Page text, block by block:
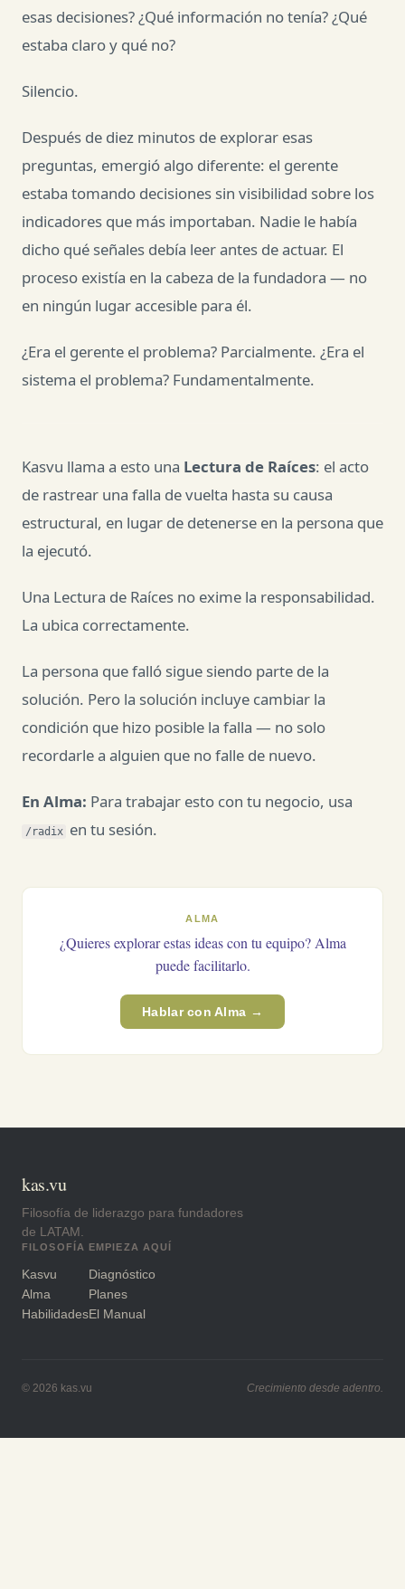
esas decisiones? ¿Qué información no tenía? ¿Qué
estaba claro y qué no?
Silencio.
Después de diez minutos de explorar esas
preguntas, emergió algo diferente: el gerente
estaba tomando decisiones sin visibilidad sobre los
indicadores que más importaban. Nadie le había
dicho qué señales debía leer antes de actuar. El
proceso existía en la cabeza de la fundadora — no
en ningún lugar accesible para él.
¿Era el gerente el problema? Parcialmente. ¿Era el
sistema el problema? Fundamentalmente.
Kasvu llama a esto una Lectura de Raíces: el acto
de rastrear una falla de vuelta hasta su causa
estructural, en lugar de detenerse en la persona que
la ejecutó.
Una Lectura de Raíces no exime la responsabilidad.
La ubica correctamente.
La persona que falló sigue siendo parte de la
solución. Pero la solución incluye cambiar la
condición que hizo posible la falla — no solo
recordarle a alguien que no falle de nuevo.
En Alma: Para trabajar esto con tu negocio, usa
/radix en tu sesión.
ALMA
¿Quieres explorar estas ideas con tu equipo? Alma
puede facilitarlo.
Hablar con Alma →
kas.vu
Filosofía de liderazgo para fundadores
de LATAM.
FILOSOFÍA
Kasvu
Alma
Habilidades
EMPIEZA AQUÍ
Diagnóstico
Planes
El Manual
© 2026 kas.vu Crecimiento desde adentro.